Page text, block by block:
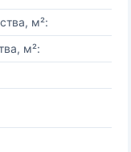
м²:
м²: